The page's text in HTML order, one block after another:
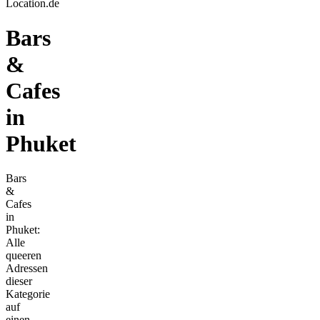
Location.de
Bars
&
Cafes
in
Phuket
Bars
&
Cafes
in
Phuket:
Alle
queeren
Adressen
dieser
Kategorie
auf